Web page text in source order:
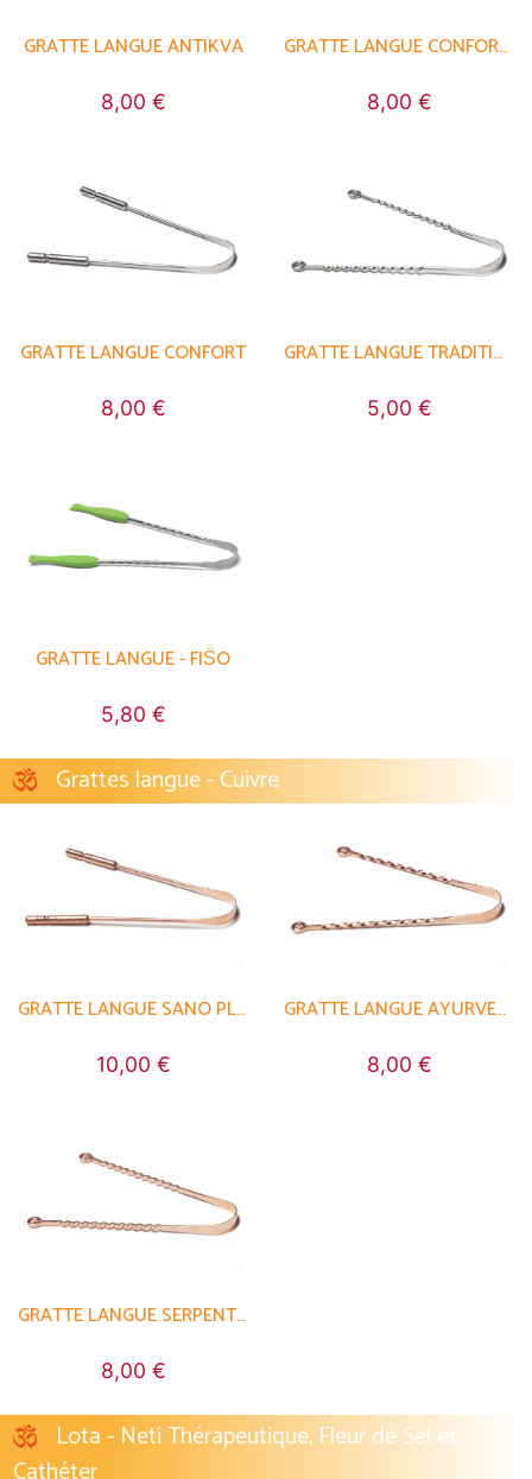
GRATTE LANGUE ANTIKVA
8,00 €
GRATTE LANGUE CONFORT+
8,00 €
GRATTE LANGUE CONFORT
8,00 €
GRATTE LANGUE TRADITION
5,00 €
GRATTE LANGUE - FIŜO
5,80 €
Grattes langue - Cuivre
GRATTE LANGUE SANO PLUS
10,00 €
GRATTE LANGUE AYURVEDIQUE
8,00 €
GRATTE LANGUE SERPENTON
8,00 €
Lota - Neti Thérapeutique, Fleur de Sel et